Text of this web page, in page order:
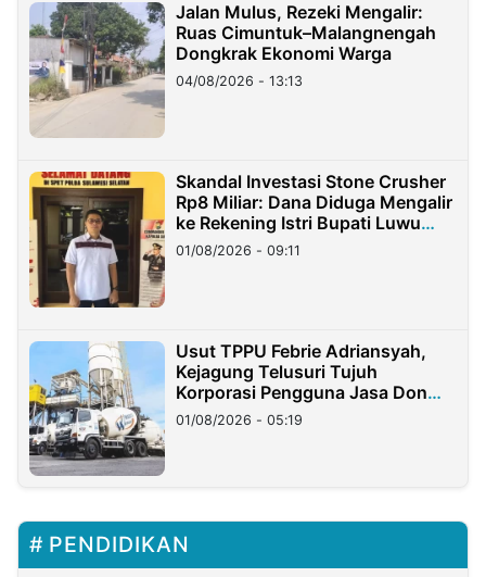
Jalan Mulus, Rezeki Mengalir:
Ruas Cimuntuk–Malangnengah
Dongkrak Ekonomi Warga
04/08/2026 - 13:13
Skandal Investasi Stone Crusher
Rp8 Miliar: Dana Diduga Mengalir
ke Rekening Istri Bupati Luwu
Timur
01/08/2026 - 09:11
Usut TPPU Febrie Adriansyah,
Kejagung Telusuri Tujuh
Korporasi Pengguna Jasa Don
Ritto
01/08/2026 - 05:19
PENDIDIKAN